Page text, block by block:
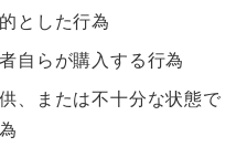
とした行為
自らが購入する行為
、または不十分な状態で